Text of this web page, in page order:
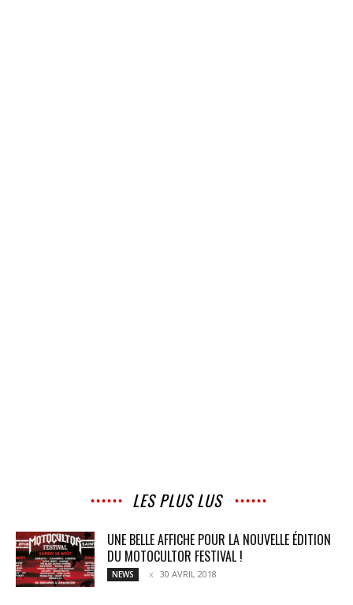
LES PLUS LUS
UNE BELLE AFFICHE POUR LA NOUVELLE ÉDITION
DU MOTOCULTOR FESTIVAL !
NEWS 30 AVRIL 2018